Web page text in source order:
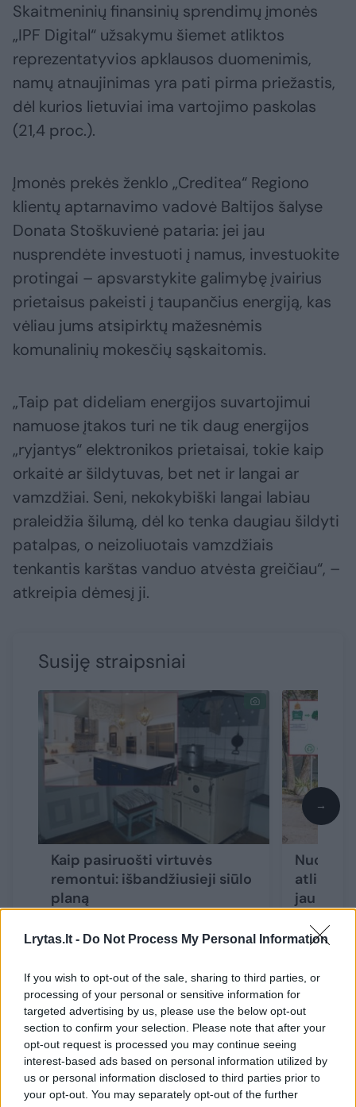
Lrytas.lt - Do Not Process My Personal Information
If you wish to opt-out of the sale, sharing to third parties, or
processing of your personal or sensitive information for
targeted advertising by us, please use the below opt-out
section to confirm your selection. Please note that after your
opt-out request is processed you may continue seeing
interest-based ads based on personal information utilized by
us or personal information disclosed to third parties prior to
your opt-out. You may separately opt-out of the further
Skaitmeninių finansinių sprendimų įmonės
„IPF Digital“ užsakymu šiemet atliktos
reprezentatyvios apklausos duomenimis,
namų atnaujinimas yra pati pirma priežastis,
dėl kurios lietuviai ima vartojimo paskolas
(21,4 proc.).
Įmonės prekės ženklo „Creditea“ Regiono
klientų aptarnavimo vadovė Baltijos šalyse
Donata Stoškuvienė pataria: jei jau
nusprendėte investuoti į namus, investuokite
protingai – apsvarstykite galimybę įvairius
prietaisus pakeisti į taupančius energiją, kas
vėliau jums atsipirktų mažesnėmis
komunalinių mokesčių sąskaitomis.
„Taip pat dideliam energijos suvartojimui
namuose įtakos turi ne tik daug energijos
„ryjantys“ elektronikos prietaisai, tokie kaip
orkaitė ar šildytuvas, bet net ir langai ar
vamzdžiai. Seni, nekokybiški langai labiau
praleidžia šilumą, dėl ko tenka daugiau šildyti
patalpas, o neizoliuotais vamzdžiais
tenkantis karštas vanduo atvėsta greičiau“, –
atkreipia dėmesį ji.
Susiję straipsniai
Kaip pasiruošti virtuvės
remontui: išbandžiusieji siūlo
planą
Nuo
atliekų
jau
→
Tad, kokius gi daiktus namuose pakeisti,
kad būtų sumažinamos energijos
sąnaudos?